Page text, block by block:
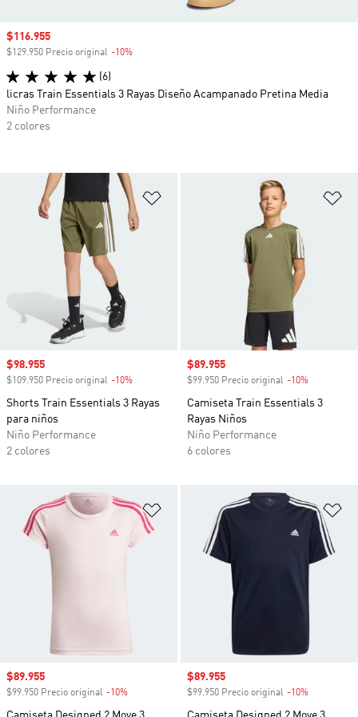
Añadir a la lista de deseos
Precio de venta
$98.955
$109.950 Precio original -10%
Shorts Train Essentials 3 Rayas
para niños
Niño Performance
2 colores
Precio de venta
$89.955
$99.950 Precio original -10%
Camiseta Train Essentials 3
Rayas Niños
Niño Performance
6 colores
Añadir a la lista de deseos
Precio de venta
$89.955
$99.950 Precio original -10%
Precio de venta
$89.955
$99.950 Precio original -10%
Precio de venta
$116.955
$129.950 Precio original -10%
(6)
licras Train Essentials 3 Rayas Diseño Acampanado Pretina Media
Niño Performance
2 colores